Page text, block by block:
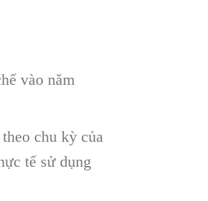
vào năm
chu kỳ của
tế sử dụng